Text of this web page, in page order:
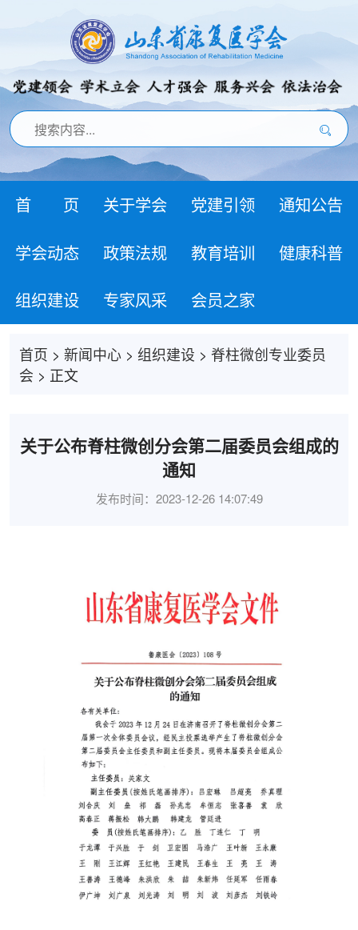
首 页 关于学会 党建引领 通知公告
学会动态 政策法规 教育培训 健康科普
组织建设 专家风采 会员之家
首页 > 新闻中心> 组织建设 > 脊柱微创专业委员
会 > 正文
关于公布脊柱微创分会第二届委员会组成的
通知
发布时间：2023-12-26 14:07:49